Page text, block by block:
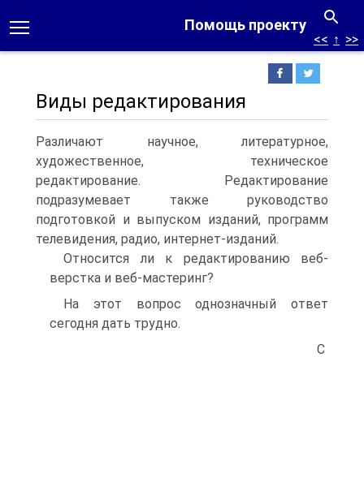
Помощь проекту
<< ↑ >>
Виды редактирования
Различают научное, литературное,
художественное, техническое
редактирование. Редактирование
подразумевает также руководство
подготовкой и выпуском изданий, программ
телевидения, радио, интернет-изданий.
Относится ли к редактированию веб-
верстка и веб-мастеринг?
На этот вопрос однозначный ответ
сегодня дать трудно.
С